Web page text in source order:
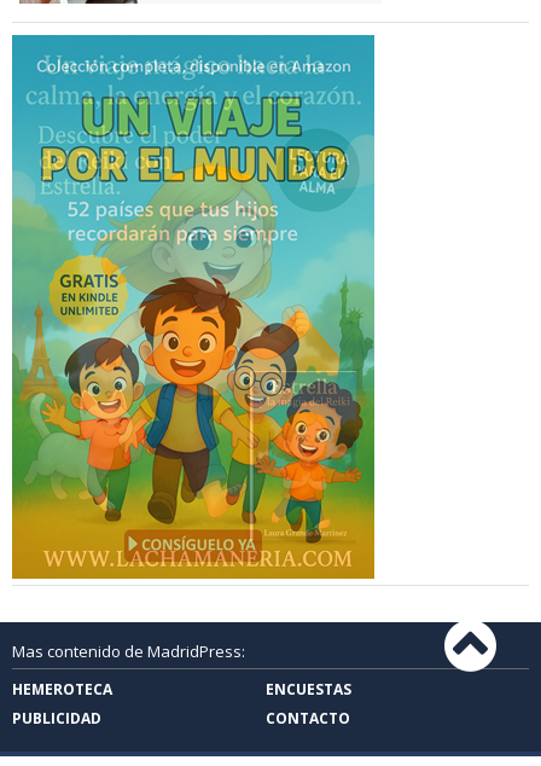
Mas contenido de MadridPress:
HEMEROTECA
ENCUESTAS
PUBLICIDAD
CONTACTO